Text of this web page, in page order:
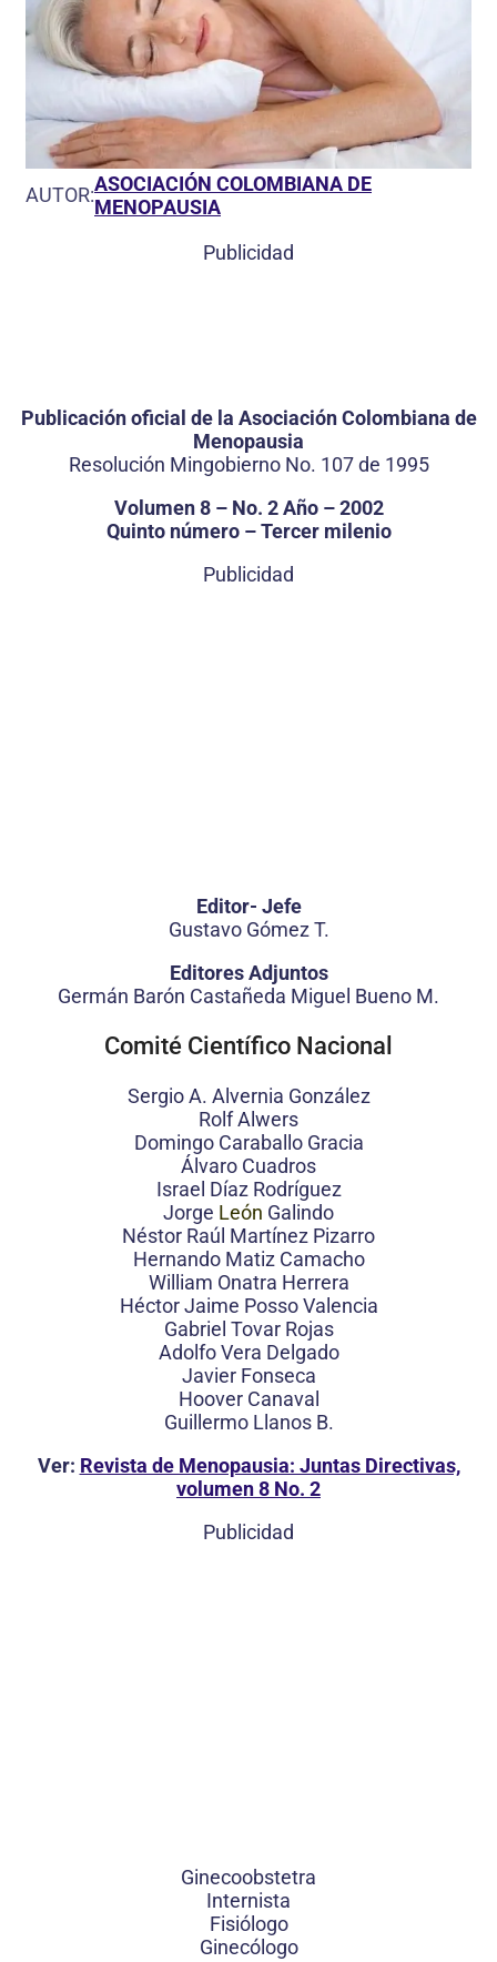
AUTOR:ASOCIACIÓN COLOMBIANA DE
MENOPAUSIA
Publicidad
Publicación oficial de la Asociación Colombiana de
Menopausia
Resolución Mingobierno No. 107 de 1995
Volumen 8 – No. 2 Año – 2002
Quinto número – Tercer milenio
Publicidad
Editor- Jefe
Gustavo Gómez T.
Editores Adjuntos
Germán Barón Castañeda Miguel Bueno M.
Comité Científico Nacional
Sergio A. Alvernia González
Rolf Alwers
Domingo Caraballo Gracia
Álvaro Cuadros
Israel Díaz Rodríguez
Jorge León Galindo
Néstor Raúl Martínez Pizarro
Hernando Matiz Camacho
William Onatra Herrera
Héctor Jaime Posso Valencia
Gabriel Tovar Rojas
Adolfo Vera Delgado
Javier Fonseca
Hoover Canaval
Guillermo Llanos B.
Ver: Revista de Menopausia: Juntas Directivas,
volumen 8 No. 2
Publicidad
Ginecoobstetra
Internista
Fisiólogo
Ginecólogo